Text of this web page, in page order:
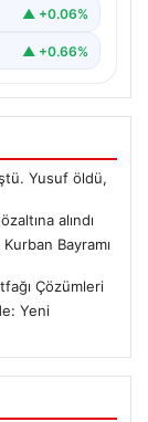
▲ +0.06%
▲ +0.66%
Yusuf öldü,
alındı
Bayramı
Çözümleri
Yeni